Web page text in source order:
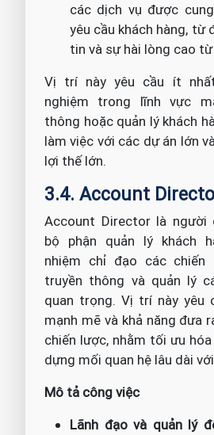
các dịch vụ được
yêu cầu khách hàng, từ
tin và sự hài lòng cao
Vị trí này yêu cầu ít
nghiệm trong lĩnh vực
thông hoặc quản lý khách
làm việc với các dự án lớn
lợi thế lớn.
3.4. Account
Account Director là người
bộ phận quản lý khách
nhiệm chỉ đạo các chiến
truyền thông và quản lý
quan trọng. Vị trí này yêu
mạnh mẽ và khả năng đưa
chiến lược, nhằm tối ưu
dựng mối quan hệ lâu dài
Mô tả công việc
Lãnh đạo và quản lý